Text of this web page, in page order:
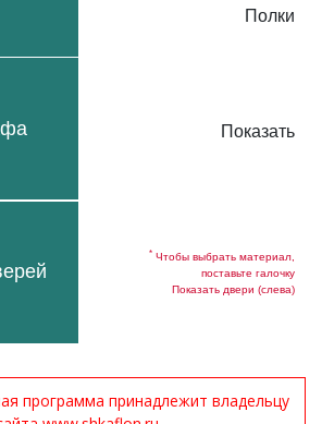
Полки
Показать
* Чтобы выбрать материал,
поставьте галочку
Показать двери (слева)
программа принадлежит владельцу